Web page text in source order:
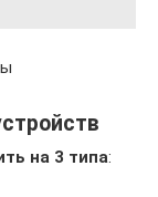
на 3 типа: